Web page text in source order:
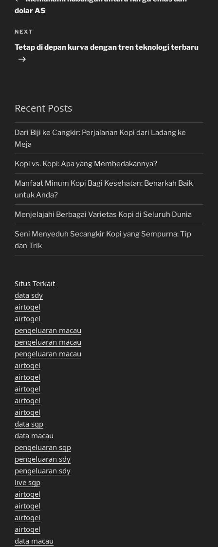
dolar AS
Next
Post
NEXT
Tetap di depan kurva dengan tren teknologi terbaru
Recent Posts
Dari Biji ke Cangkir: Perjalanan Kopi dari Ladang ke
Meja
Kopi vs. Kopi: Apa yang Membedakannya?
Manfaat Minum Kopi Bagi Kesehatan: Benarkah Baik
untuk Anda?
Menjelajahi Berbagai Varietas Kopi di Seluruh Dunia
Seni Menyeduh Secangkir Kopi yang Sempurna: Tip
dan Trik
Situs Terkait
data sdy
airtogel
airtogel
pengeluaran macau
pengeluaran macau
pengeluaran macau
airtogel
airtogel
airtogel
airtogel
airtogel
data sgp
data macau
pengeluaran sgp
pengeluaran sdy
pengeluaran sdy
live sgp
airtogel
airtogel
airtogel
airtogel
data macau